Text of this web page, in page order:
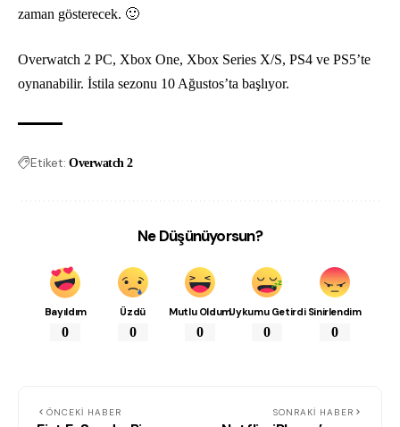
zaman gösterecek. 🙂
Overwatch 2 PC, Xbox One, Xbox Series X/S, PS4 ve PS5’te
oynanabilir. İstila sezonu 10 Ağustos’ta başlıyor.
Etiket: Overwatch 2
Ne Düşünüyorsun?
Bayıldım
0
Üzdü
0
Mutlu Oldum
0
Uykumu Getirdi
0
Sinirlendim
0
ÖNCEKI HABER SONRAKI HABER